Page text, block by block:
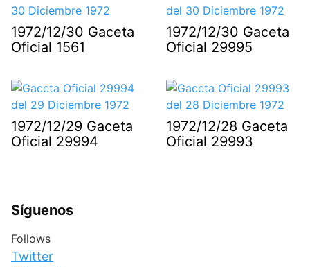
1972/12/30 Gaceta
Oficial 1561
1972/12/30 Gaceta
Oficial 29995
1972/12/29 Gaceta
Oficial 29994
1972/12/28 Gaceta
Oficial 29993
Síguenos
Follows
Twitter